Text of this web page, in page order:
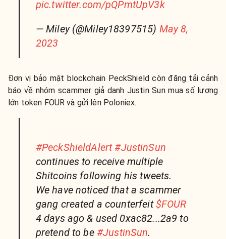
pic.twitter.com/pQPmtUpV3k
— Miley (@Miley18397515) May 8,
2023
Đơn vị bảo mật blockchain PeckShieldcòn đăng tải cảnh
báo về nhóm scammer giả danh Justin Sun mua số lượng
lớn token FOUR và gửi lên Poloniex.
#PeckShieldAlert #JustinSun
continues to receive multiple
Shitcoins following his tweets.
We have noticed that a scammer
gang created a counterfeit$FOUR
4 days ago & used 0xac82...2a9 to
pretend to be #JustinSun.